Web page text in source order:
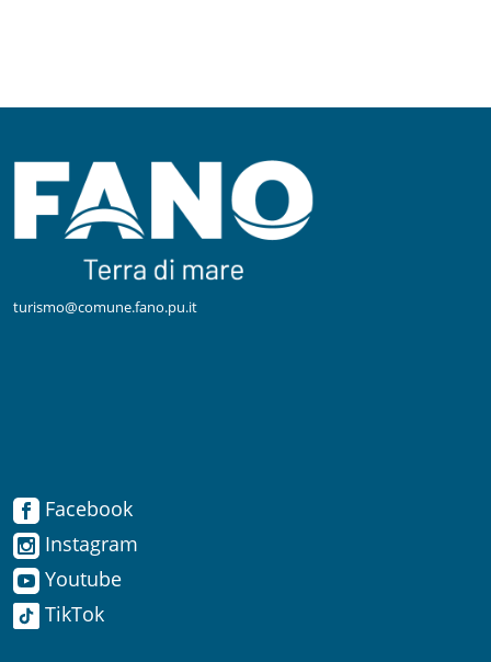
Instagram
Youtube
turismo@comune.fano.pu.it
Facebook
Instagram
Youtube
TikTok